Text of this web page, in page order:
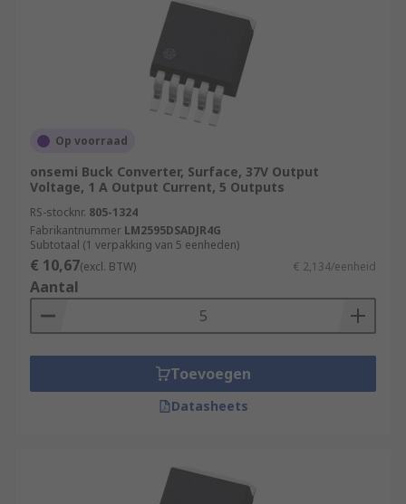
Op voorraad
onsemi Buck Converter, Surface, 37V Output
Voltage, 1 A Output Current, 5 Outputs
RS-stocknr. 805-1324
Fabrikantnummer LM2595DSADJR4G
Subtotaal (1 verpakking van 5 eenheden)
€ 10,67(excl. BTW) € 2,134/eenheid
Aantal
Toevoegen
Datasheets